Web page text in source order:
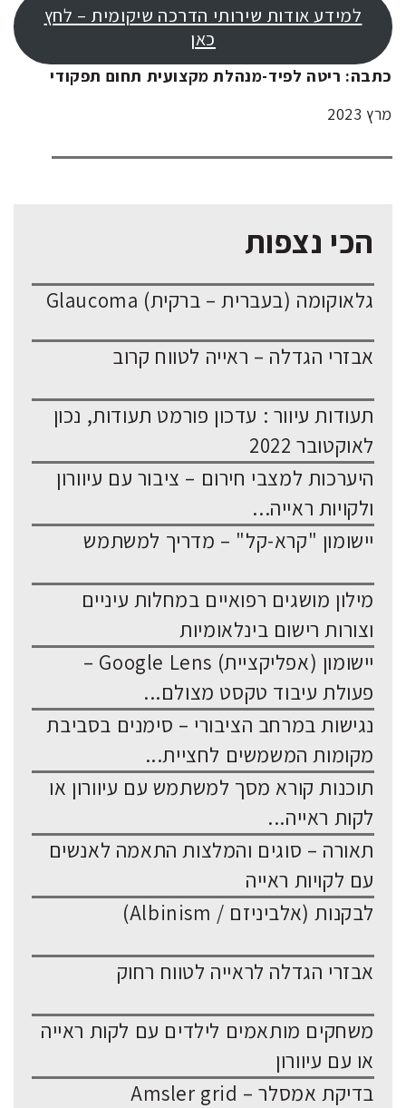
למידע אודות שירותי הדרכה שיקומית – לחץ
כאן
כתבה: ריטה לפיד-מנהלת מקצועית תחום תפקודי
מרץ 2023
הכי נצפות
גלאוקומה (בעברית – ברקית) Glaucoma
אבזרי הגדלה – ראייה לטווח קרוב
תעודות עיוור : עדכון פורמט תעודות, נכון
לאוקטובר 2022
היערכות למצבי חירום – ציבור עם עיוורון
ולקויות ראייה...
יישומון "קרא-קל" – מדריך למשתמש
מילון מושגים רפואיים במחלות עיניים
וצורות רישום בינלאומיות
יישומון (אפליקציית) Google Lens –
פעולת עיבוד טקסט מצולם...
נגישות במרחב הציבורי – סימנים בסביבת
מקומות המשמשים לחציית...
תוכנות קורא מסך למשתמש עם עיוורון או
לקות ראייה...
תאורה – סוגים והמלצות התאמה לאנשים
עם לקויות ראייה
לבקנות (אלביניזם / Albinism)
אבזרי הגדלה לראייה לטווח רחוק
משחקים מותאמים לילדים עם לקות ראייה
או עם עיוורון
בדיקת אמסלר – Amsler grid